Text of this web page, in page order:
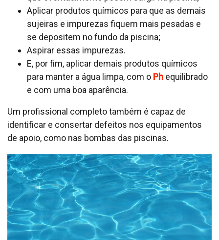
Aplicar produtos químicos para que as demais
sujeiras e impurezas fiquem mais pesadas e
se depositem no fundo da piscina;
Aspirar essas impurezas.
E, por fim, aplicar demais produtos químicos
para manter a água limpa, com o Ph equilibrado
e com uma boa aparência.
Um profissional completo também é capaz de
identificar e consertar defeitos nos equipamentos
de apoio, como nas bombas das piscinas.